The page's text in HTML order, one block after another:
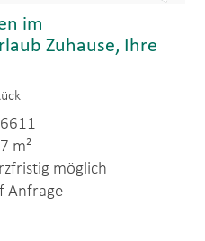
im
Zuhause, Ihre
m²
möglich
Anfrage